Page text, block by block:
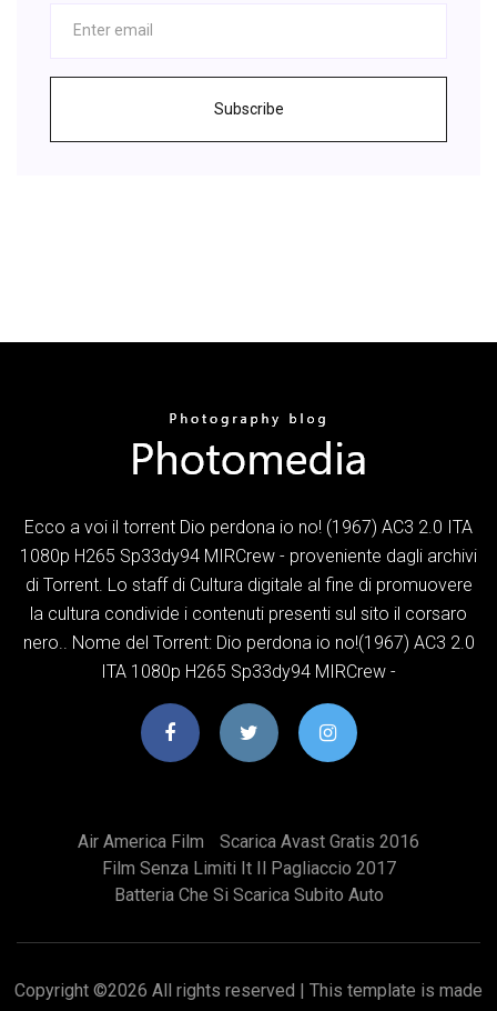
Subscribe
Ecco a voi il torrent Dio perdona io no! (1967) AC3 2.0 ITA
1080p H265 Sp33dy94 MIRCrew - proveniente dagli archivi
di Torrent. Lo staff di Cultura digitale al fine di promuovere
la cultura condivide i contenuti presenti sul sito il corsaro
nero.. Nome del Torrent: Dio perdona io no!(1967) AC3 2.0
ITA 1080p H265 Sp33dy94 MIRCrew -
Air America Film
Scarica Avast Gratis 2016
Film Senza Limiti It Il Pagliaccio 2017
Batteria Che Si Scarica Subito Auto
Copyright ©2026 All rights reserved | This template is made